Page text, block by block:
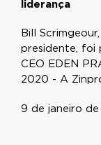
liderança
Bill
presidente, foi
CEO EDEN
2020 - A
9 de janeiro